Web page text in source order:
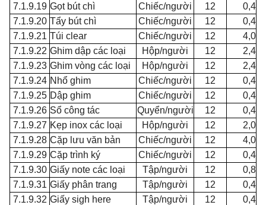
7.1.9.19 Gọt bút chì Chiếc/người 12
0,4
7.1.9.20 Tẩy bút chì Chiếc/người 12
0,4
7.1.9.21 Túi clear Chiếc/người 12
4,0
7.1.9.22 Ghim dập các loại Hộp/người 12
2,4
7.1.9.23 Ghim vòng các loại Hộp/người 12
2,4
7.1.9.24 Nhổ ghim Chiếc/người 12
0,4
7.1.9.25 Dập ghim Chiếc/người 12
0,4
7.1.9.26 Sổ công tác Quyển/người 12
0,4
7.1.9.27 Kẹp inox các loại Hộp/người 12
2,0
7.1.9.28 Cặp lưu văn bản Chiếc/người 12
4,0
7.1.9.29 Cặp trình ký Chiếc/người 12
0,4
7.1.9.30 Giấy note các loại Tập/người 12
0,8
7.1.9.31 Giấy phân trang Tập/người 12
0,4
7.1.9.32 Giấy sigh here Tập/người 12
0,4